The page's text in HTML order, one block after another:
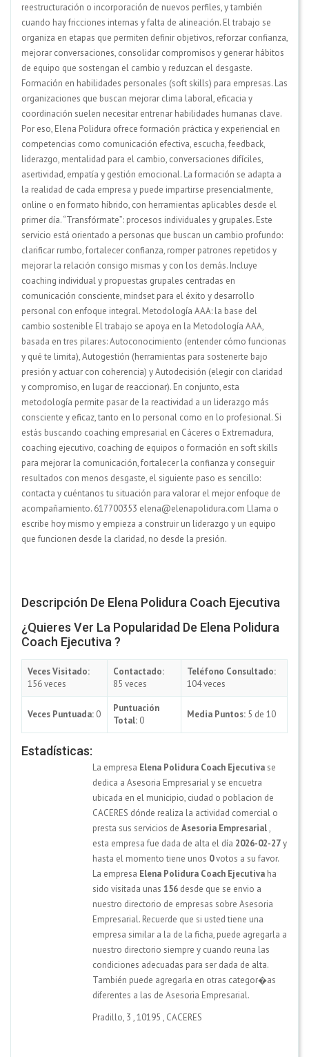
reestructuración o incorporación de nuevos perfiles, y también
cuando hay fricciones internas y falta de alineación. El trabajo se
organiza en etapas que permiten definir objetivos, reforzar confianza,
mejorar conversaciones, consolidar compromisos y generar hábitos
de equipo que sostengan el cambio y reduzcan el desgaste.
Formación en habilidades personales (soft skills) para empresas. Las
organizaciones que buscan mejorar clima laboral, eficacia y
coordinación suelen necesitar entrenar habilidades humanas clave.
Por eso, Elena Polidura ofrece formación práctica y experiencial en
competencias como comunicación efectiva, escucha, feedback,
liderazgo, mentalidad para el cambio, conversaciones difíciles,
asertividad, empatía y gestión emocional. La formación se adapta a
la realidad de cada empresa y puede impartirse presencialmente,
online o en formato híbrido, con herramientas aplicables desde el
primer día. “Transfórmate”: procesos individuales y grupales. Este
servicio está orientado a personas que buscan un cambio profundo:
clarificar rumbo, fortalecer confianza, romper patrones repetidos y
mejorar la relación consigo mismas y con los demás. Incluye
coaching individual y propuestas grupales centradas en
comunicación consciente, mindset para el éxito y desarrollo
personal con enfoque integral. Metodología AAA: la base del
cambio sostenible El trabajo se apoya en la Metodología AAA,
basada en tres pilares: Autoconocimiento (entender cómo funcionas
y qué te limita), Autogestión (herramientas para sostenerte bajo
presión y actuar con coherencia) y Autodecisión (elegir con claridad
y compromiso, en lugar de reaccionar). En conjunto, esta
metodología permite pasar de la reactividad a un liderazgo más
consciente y eficaz, tanto en lo personal como en lo profesional. Si
estás buscando coaching empresarial en Cáceres o Extremadura,
coaching ejecutivo, coaching de equipos o formación en soft skills
para mejorar la comunicación, fortalecer la confianza y conseguir
resultados con menos desgaste, el siguiente paso es sencillo:
contacta y cuéntanos tu situación para valorar el mejor enfoque de
acompañamiento. 617700353 elena@elenapolidura.com Llama o
escribe hoy mismo y empieza a construir un liderazgo y un equipo
que funcionen desde la claridad, no desde la presión.
Descripción De Elena Polidura Coach Ejecutiva
¿Quieres Ver La Popularidad De Elena Polidura
Coach Ejecutiva ?
Veces Visitado:
156 veces
Contactado:
85 veces
Teléfono Consultado:
104 veces
Veces Puntuada: 0
Puntuación
Total: 0
Media Puntos: 5 de 10
Estadísticas:
La empresa Elena Polidura Coach Ejecutivase
dedica a Asesoria Empresarial y se encuetra
ubicada en el municipio, ciudad o poblacion de
CACERES dónde realiza la actividad comercial o
presta sus servicios de Asesoria Empresarial,
esta empresa fue dada de alta el día 2026-02-27y
hasta el momento tiene unos 0votos a su favor.
La empresa Elena Polidura Coach Ejecutiva ha
sido visitada unas 156 desde que se envio a
nuestro directorio de empresas sobre Asesoria
Empresarial. Recuerde que si usted tiene una
empresa similar a la de la ficha, puede agregarla a
nuestro directorio siempre y cuando reuna las
condiciones adecuadas para ser dada de alta.
También puede agregarla en otras categor�as
diferentes a las de Asesoria Empresarial.
Pradillo, 3 ,10195 , CACERES